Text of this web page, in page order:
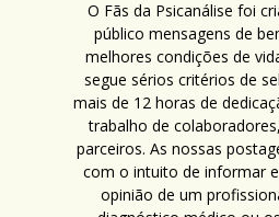
O Fãs da Psicanálise foi
público mensagens de
melhores condições de
segue sérios critérios de
mais de 12 horas de
trabalho de
parceiros. As nossas
com o intuito de informar
opinião de um